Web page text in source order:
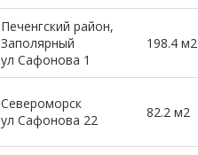
Печенгский район,
Заполярный
ул Сафонова 1
198.4 м2
Североморск
ул Сафонова 22
82.2 м2